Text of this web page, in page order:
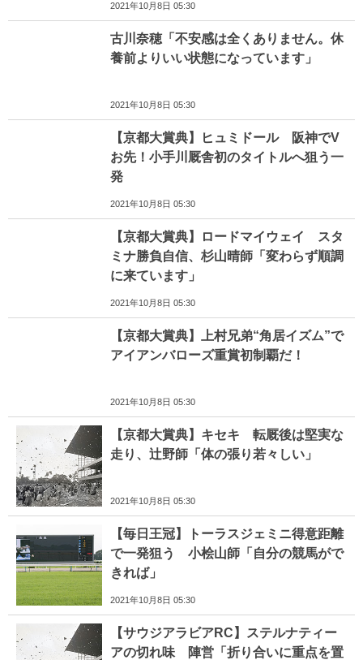
2021年10月8日 05:30
古川奈穂「不安感は全くありません。休
養前よりいい状態になっています」
2021年10月8日 05:30
【京都大賞典】ヒュミドール 阪神でV
お先！小手川厩舎初のタイトルへ狙う一
発
2021年10月8日 05:30
【京都大賞典】ロードマイウェイ スタ
ミナ勝負自信、杉山晴師「変わらず順調
に来ています」
2021年10月8日 05:30
【京都大賞典】上村兄弟“角居イズム”で
アイアンバローズ重賞初制覇だ！
2021年10月8日 05:30
【京都大賞典】キセキ 転厩後は堅実な
走り、辻野師「体の張り若々しい」
2021年10月8日 05:30
【毎日王冠】トーラスジェミニ得意距離
で一発狙う 小桧山師「自分の競馬がで
きれば」
2021年10月8日 05:30
【サウジアラビアRC】ステルナティー
アの切れ味 陣営「折り合いに重点を置